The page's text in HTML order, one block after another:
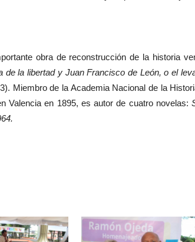
obra de reconstrucción de la historia
de la libertad y Juan Francisco de León, o el
Miembro de la Academia Nacional de la
Valencia en 1895, es autor de cuatro novelas: